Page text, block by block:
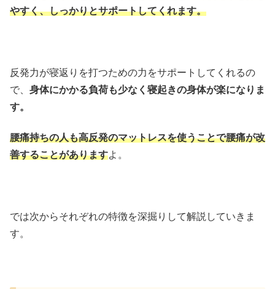
やすく、しっかりとサポートしてくれます。
反発力が寝返りを打つための力をサポートしてくれるの
で、 身体にかかる負荷も少なく寝起きの身体が楽になりま
す。
腰痛持ちの人も高反発のマットレスを使うことで腰痛が改
善することがありますよ。
では次からそれぞれの特徴を深掘りして解説していきま
す。